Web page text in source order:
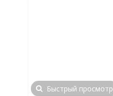
Быстрый просмотр